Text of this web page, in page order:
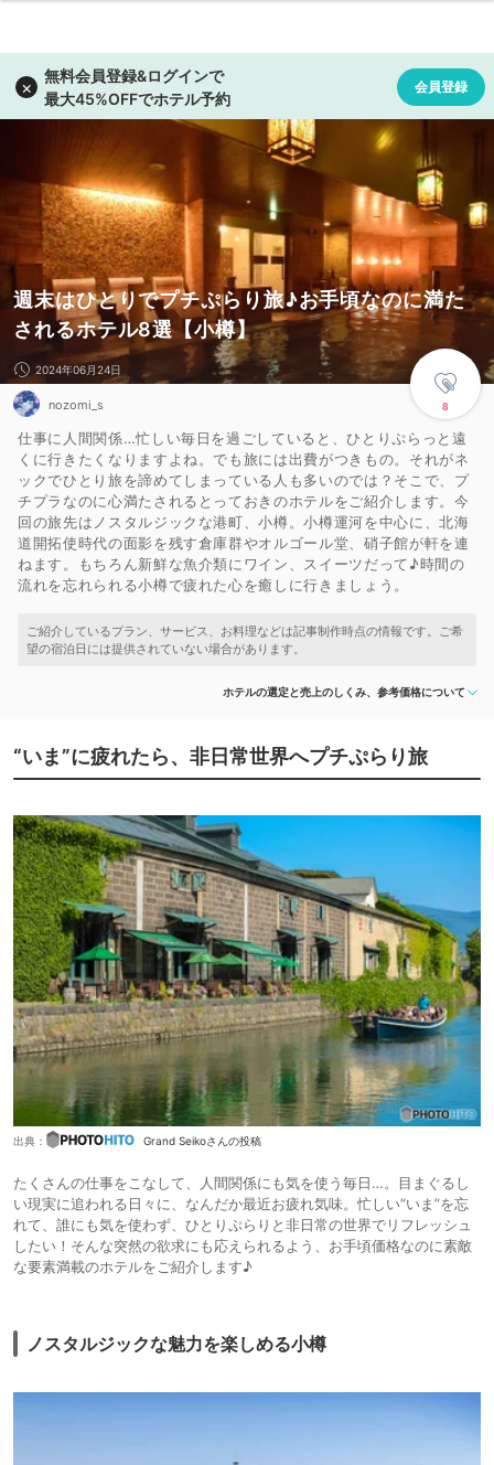
週末はひとりでプチぷらり旅♪お手頃なのに満た
されるホテル8選【小樽】
8
2024年06月24日
nozomi_s
仕事に人間関係…忙しい毎日を過ごしていると、ひとりぷらっと遠
くに行きたくなりますよね。でも旅には出費がつきもの。それがネ
ックでひとり旅を諦めてしまっている人も多いのでは？そこで、プ
チプラなのに心満たされるとっておきのホテルをご紹介します。今
回の旅先はノスタルジックな港町、小樽。小樽運河を中心に、北海
道開拓使時代の面影を残す倉庫群やオルゴール堂、硝子館が軒を連
ねます。もちろん新鮮な魚介類にワイン、スイーツだって♪時間の
流れを忘れられる小樽で疲れた心を癒しに行きましょう。
ホテルの選定と売上のしくみ、参考価格について
“いま”に疲れたら、非日常世界へプチぷらり旅
出典： Grand Seikoさんの投稿
たくさんの仕事をこなして、人間関係にも気を使う毎日…。目まぐるし
い現実に追われる日々に、なんだか最近お疲れ気味。忙しい“いま”を忘
れて、誰にも気を使わず、ひとりぷらりと非日常の世界でリフレッシュ
したい！そんな突然の欲求にも応えられるよう、お手頃価格なのに素敵
な要素満載のホテルをご紹介します♪
ノスタルジックな魅力を楽しめる小樽